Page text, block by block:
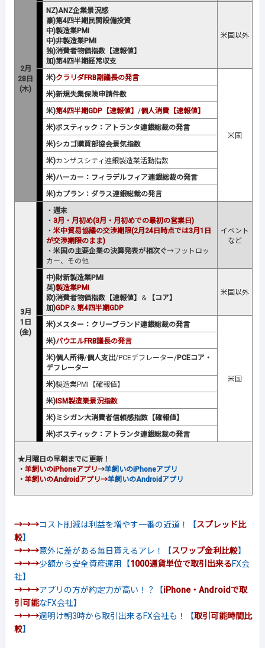
2月
28日
(木)
NZ)ANZ企業景況感
豪)第4四半期民間設備投資
中)製造業PMI
中)非製造業PMI
独)消費者物価指数【速報値】
加)第4四半期経常収支
米国以外
米)クラリダFRB副議長の発言
米国
米)新規失業保険申請件数
米)第4四半期GDP【速報値】 /個人消費【速報値】
米)ボスティック：アトランタ連銀総裁の発言
米)シカゴ購買部協会景気指数
米)カンザスシティ連銀製造業活動指数
米)ハーカー：フィラデルフィア連銀総裁の発言
米)カプラン：ダラス連銀総裁の発言
3月
1日
(金)
・ 週末
・ 3月・月初め(3月・月初めでの最初の営業日)
・ 米中貿易協議の交渉期限(2月24日時点では3月1日
が交渉期限のまま)
・ 米国の主要企業の決算発表が相次ぐ→フットロッ
カー、その他
イベント
など
中)財新製造業PMI
英)製造業PMI
欧)消費者物価指数【速報値】
＆
【コア】
加)GDP＆第4四半期GDP
米国以外
米)メスター：クリーブランド連銀総裁の発言
米国
米)パウエルFRB議長の発言
米)個人所得/個人支出/PCEデフレーター/PCEコア・
デフレーター
米)製造業PMI【確報値】
米) ISM製造業景況指数
米)ミシガン大消費者信頼感指数【確報値】
米)ボスティック：アトランタ連銀総裁の発言
★月曜日の早朝までに更新！
・ 羊飼いのiPhoneアプリ→羊飼いのiPhoneアプリ
・ 羊飼いのAndroidアプリ→羊飼いのAndroidアプリ
→→→コスト削減は利益を増やす一番の近道！【スプレッド比
較】
→→→意外に差がある毎日貰えるアレ！【スワップ金利比較】
→→→少額から安全資産運用【1000通貨単位で取引出来るFX会
社】
→→→アプリの方が約定力が高い！？【iPhone・Androidで取
引可能なFX会社】
→→→週明け朝3時から取引出来るFX会社も！【取引可能時間比
較】